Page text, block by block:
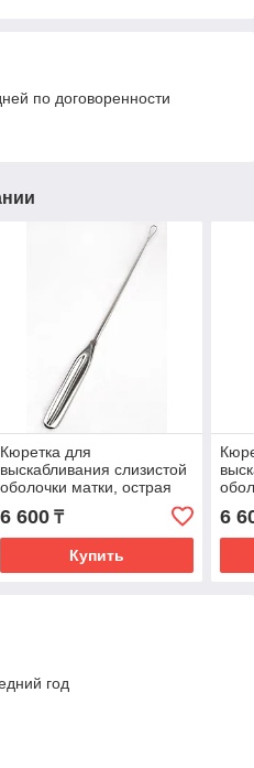
по договоренности
Кюретка для
выскабливания слизистой
оболочки матки, острая
№4, 300мм *, (33-5094R)
6 600₸
Купить
6
год